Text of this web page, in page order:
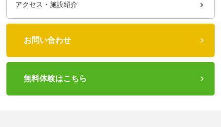
アクセス・施設紹介
お問い合わせ
無料体験はこちら